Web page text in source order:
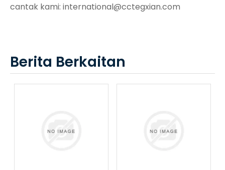
cantak kami: international@cctegxian.com
Berita Berkaitan